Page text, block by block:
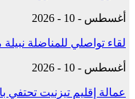
أغسطس - 10 - 2026
لقاء تواصلي للمناضلة
أغسطس - 10 - 2026
عمالة إقليم تيزنيت تحتفي